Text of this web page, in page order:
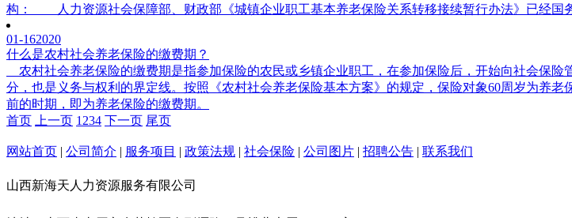
构： 人力资源社会保障部、财政部《城镇企业职工基本养老保险关系转移接续暂行办法》已经
01-162020
什么是农村社会养老保险的缴费期？
农村社会养老保险的缴费期是指参加保险的农民或乡镇企业职工，在参加保险后，开始向社会保
分，也是义务与权利的界定线。按照《农村社会养老保险基本方案》的规定，保险对象60周岁为养
前的时期，即为养老保险的缴费期。
首页
上一页 1 234 下一页 尾页
网站首页 | 公司简介 | 服务项目 | 政策法规 | 社会保险 | 公司图片 | 招聘公告 | 联系我们
山西新海天人力资源服务有限公司